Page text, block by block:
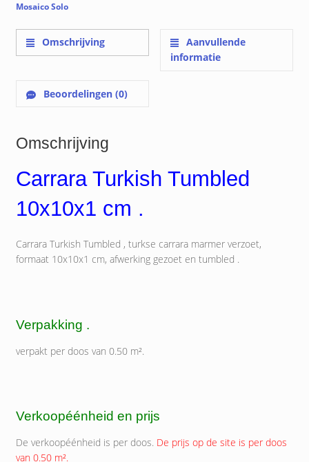
Mosaico Solo
Omschrijving
Aanvullende
informatie
Beoordelingen (0)
Omschrijving
Carrara Turkish Tumbled
10x10x1 cm .
Carrara Turkish Tumbled , turkse carrara marmer verzoet,
formaat 10x10x1 cm, afwerking gezoet en tumbled .
Verpakking .
verpakt per doos van 0.50 m².
Verkoopéénheid en prijs
De verkoopéénheid is per doos. De prijs op de site is per doos
van 0.50 m².